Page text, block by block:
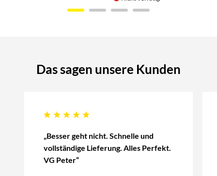
Das sagen unsere Kunden
„Besser geht nicht. Schnelle und
vollständige Lieferung. Alles Perfekt.
VG Peter“